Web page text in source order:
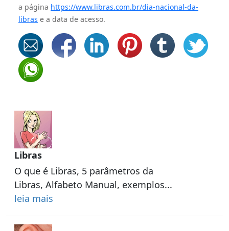
Libras
O que é Libras, 5 parâmetros da
Libras, Alfabeto Manual, exemplos...
leia mais
a página https://www.libras.com.br/dia-nacional-da-
libras e a data de acesso.